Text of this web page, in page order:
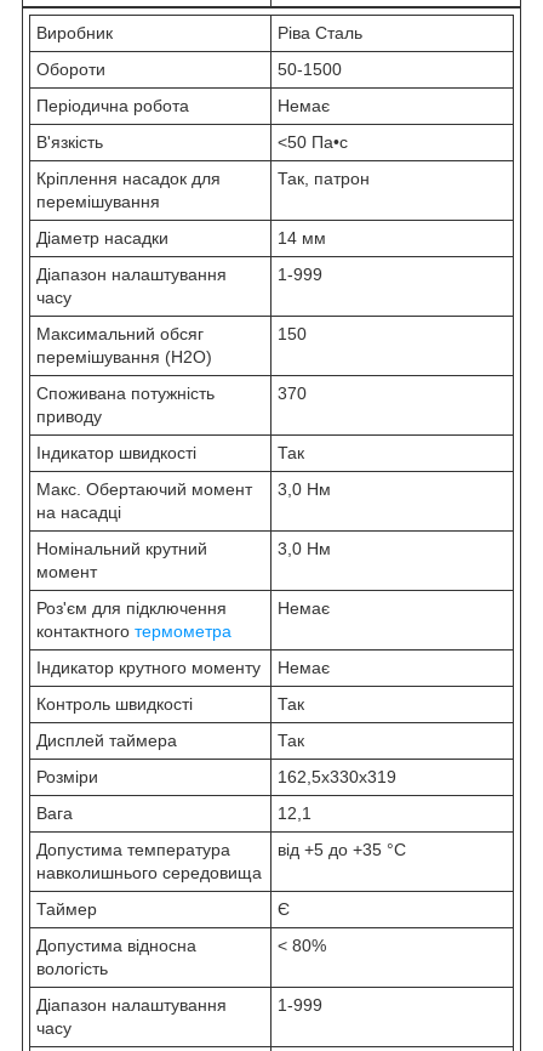
Виробник
Ріва Сталь
Обороти
50-1500
Періодична робота
Немає
В'язкість
<50 Па•с
Кріплення насадок для
перемішування
Так, патрон
Діаметр насадки
14 мм
Діапазон налаштування
часу
1-999
Максимальний обсяг
перемішування (H2O)
150
Споживана потужність
приводу
370
Індикатор швидкості
Так
Макс. Обертаючий момент
на насадці
3,0 Нм
Номінальний крутний
момент
3,0 Нм
Роз'єм для підключення
контактного термометра
Немає
Індикатор крутного моменту
Немає
Контроль швидкості
Так
Дисплей таймера
Так
Розміри
162,5х330х319
Вага
12,1
Допустима температура
навколишнього середовища
від +5 до +35 °С
Таймер
Є
Допустима відносна
вологість
< 80%
Діапазон налаштування
часу
1-999